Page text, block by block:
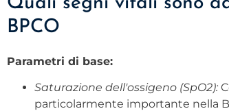
BPCO
Parametri di base:
Saturazione dell'ossigeno (SpO2):
particolarmente importante nella